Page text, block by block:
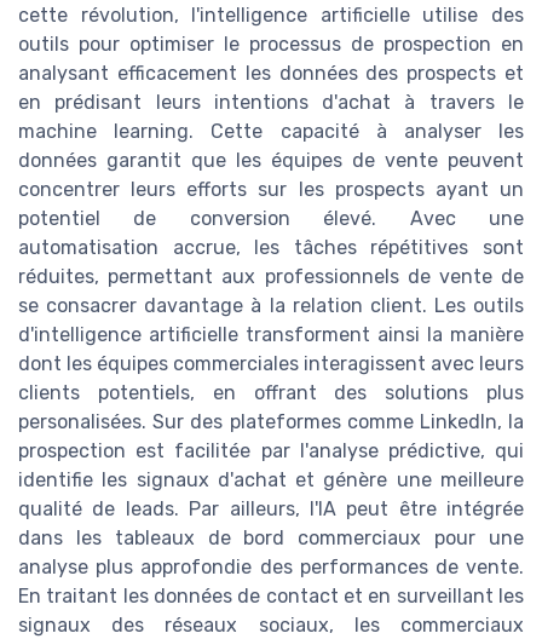
cette révolution, l'intelligence artificielle utilise des
outils pour optimiser le processus de prospection en
analysant efficacement les données des prospects et
en prédisant leurs intentions d'achat à travers le
machine learning. Cette capacité à analyser les
données garantit que les équipes de vente peuvent
concentrer leurs efforts sur les prospects ayant un
potentiel de conversion élevé. Avec une
automatisation accrue, les tâches répétitives sont
réduites, permettant aux professionnels de vente de
se consacrer davantage à la relation client. Les outils
d'intelligence artificielle transforment ainsi la manière
dont les équipes commerciales interagissent avec leurs
clients potentiels, en offrant des solutions plus
personalisées. Sur des plateformes comme LinkedIn, la
prospection est facilitée par l'analyse prédictive, qui
identifie les signaux d'achat et génère une meilleure
qualité de leads. Par ailleurs, l'IA peut être intégrée
dans les tableaux de bord commerciaux pour une
analyse plus approfondie des performances de vente.
En traitant les données de contact et en surveillant les
signaux des réseaux sociaux, les commerciaux